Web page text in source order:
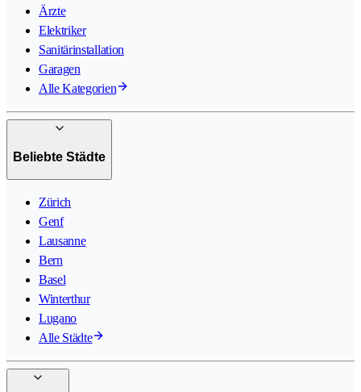
Ärzte
Elektriker
Sanitärinstallation
Garagen
Alle Kategorien
Beliebte Städte
Zürich
Genf
Lausanne
Bern
Basel
Winterthur
Lugano
Alle Städte